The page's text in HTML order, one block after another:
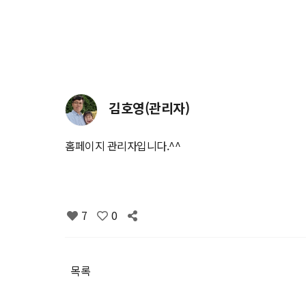
김호영(관리자)
홈페이지 관리자입니다.^^
7 0
목록